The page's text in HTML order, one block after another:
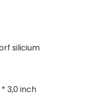
silicium
3,0 inch